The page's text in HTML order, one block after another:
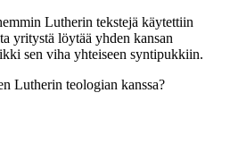
Lutherin tekstejä käytettiin
yritystä löytää yhden kansan
sen viha yhteiseen syntipukkiin.
Lutherin teologian kanssa?